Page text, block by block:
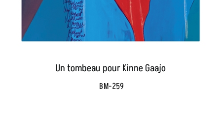
Un tombeau pour Kinne Gaajo
BM-259